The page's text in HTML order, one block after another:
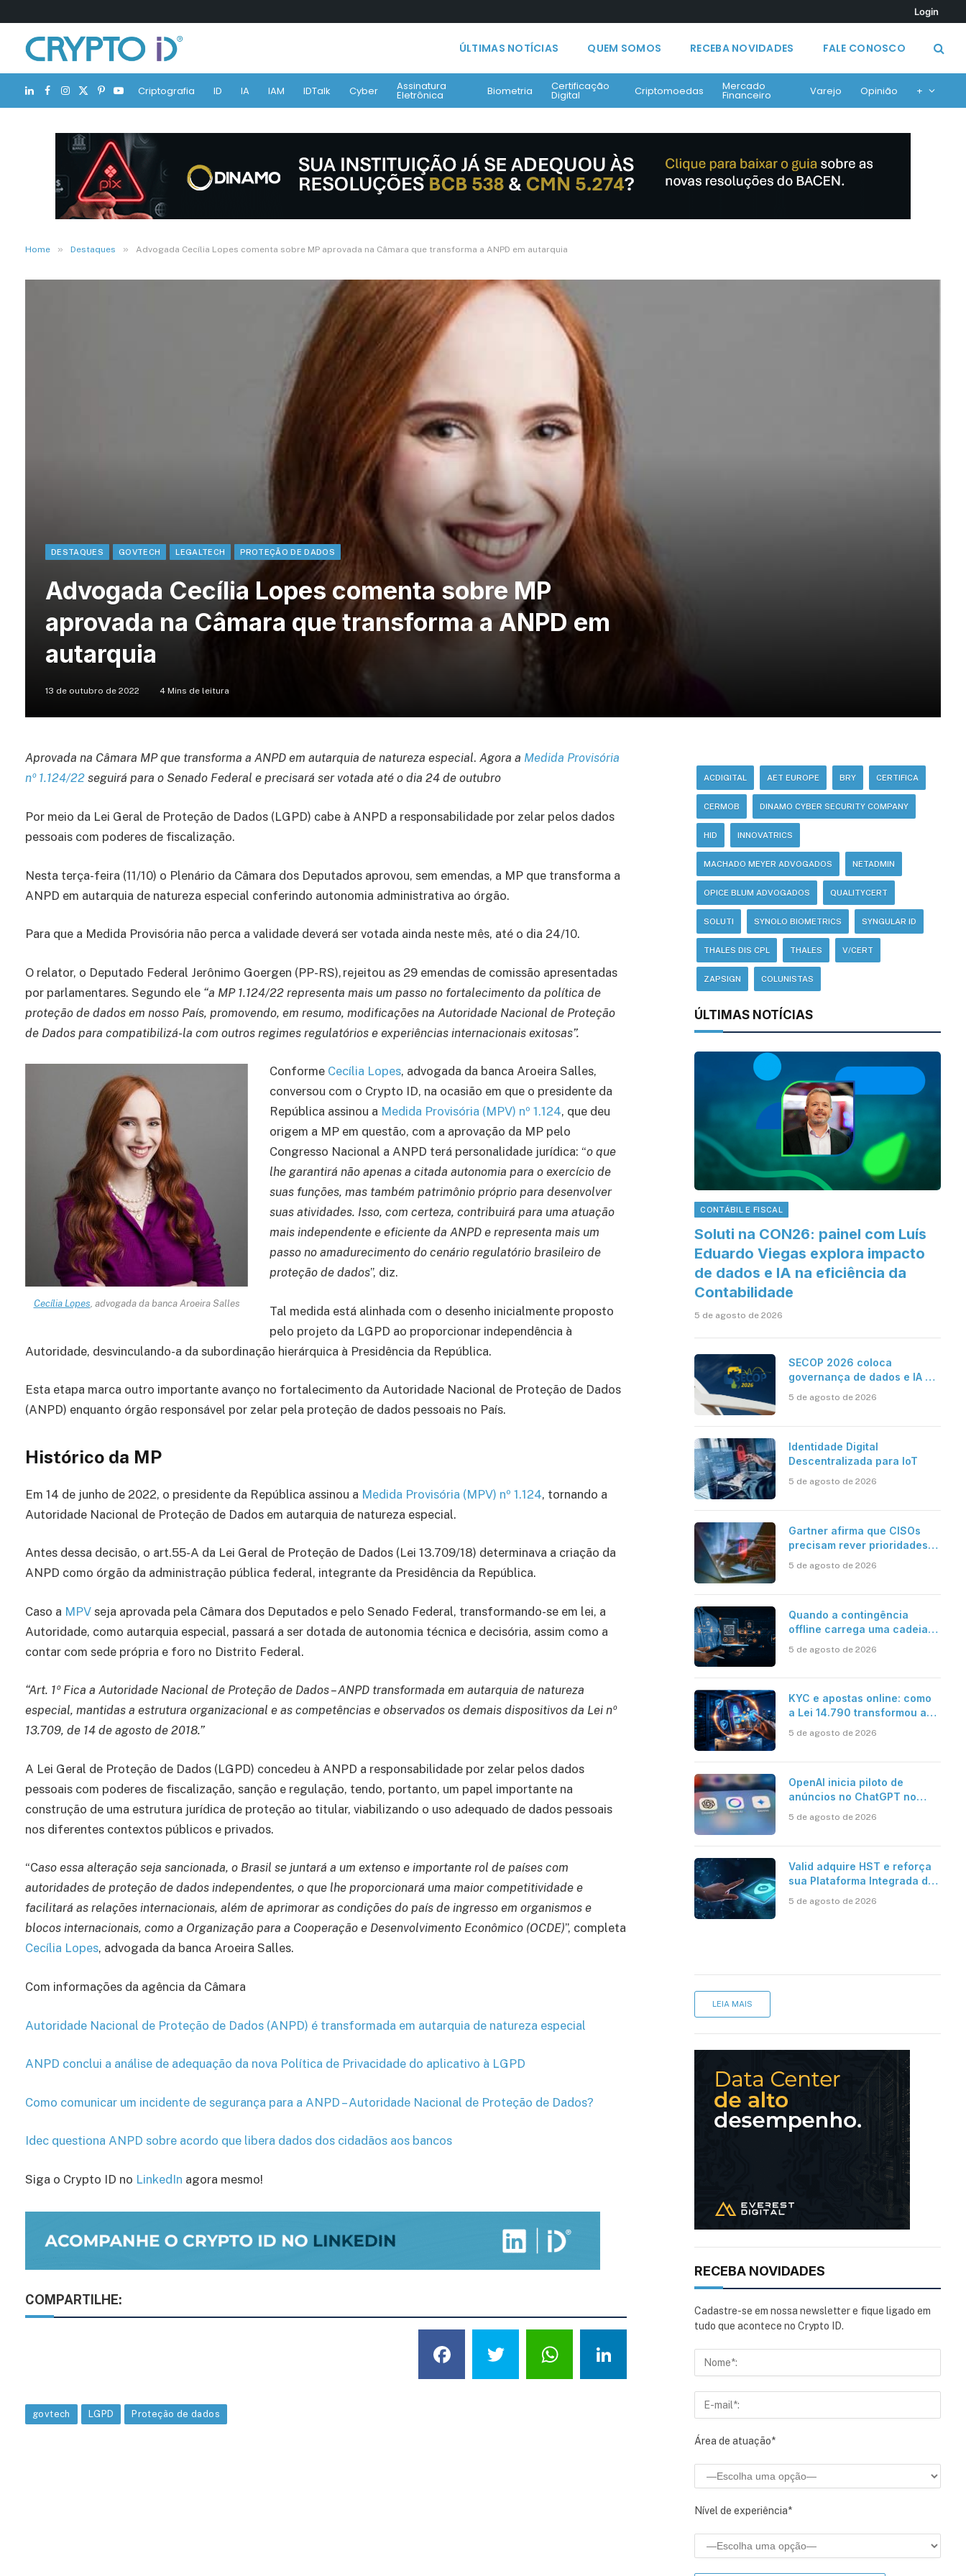
Login
ÚLTIMAS NOTÍCIAS QUEM SOMOS RECEBA NOVIDADES FALE CONOSCO
LinkedIn
Facebook
Instagram
X
(Twitter)
Pinterest
YouTubeCriptografia ID IA IAM IDTalk Cyber Assinatura
Eletrônica Biometria Certificação
Digital Criptomoedas Mercado
Financeiro Varejo Opinião +
Home » Destaques » Advogada Cecília Lopes comenta sobre MP aprovada na Câmara que transforma a ANPD em autarquia
DESTAQUES GOVTECH LEGALTECH PROTEÇÃO DE DADOS
Advogada Cecília Lopes comenta sobre MP
aprovada na Câmara que transforma a ANPD em
autarquia
13 de outubro de 2022 4 Mins de leitura
Aprovada na Câmara MP que transforma a ANPD em autarquia de natureza especial. Agora a Medida Provisória
nº 1.124/22 seguirá para o Senado Federal e precisará ser votada até o dia 24 de outubro
Por meio da Lei Geral de Proteção de Dados (LGPD) cabe à ANPD a responsabilidade por zelar pelos dados
pessoais com poderes de fiscalização.
Nesta terça-feira (11/10) o Plenário da Câmara dos Deputados aprovou, sem emendas, a MP que transforma a
ANPD em autarquia de natureza especial conferindo autonomia administrativa ao órgão.
Para que a Medida Provisória não perca a validade deverá ser votada ainda neste mês, até o dia 24/10.
O relator, o Deputado Federal Jerônimo Goergen (PP-RS), rejeitou as 29 emendas de comissão apresentadas
por parlamentares. Segundo ele “a MP 1.124/22 representa mais um passo no fortalecimento da política de
proteção de dados em nosso País, promovendo, em resumo, modificações na Autoridade Nacional de Proteção
de Dados para compatibilizá-la com outros regimes regulatórios e experiências internacionais exitosas”.
Cecília Lopes , advogada da banca Aroeira Salles
Conforme Cecília Lopes, advogada da banca Aroeira Salles,
conversou com o Crypto ID, na ocasião em que o presidente da
República assinou a Medida Provisória (MPV) nº 1.124, que deu
origem a MP em questão, com a aprovação da MP pelo
Congresso Nacional a ANPD terá personalidade jurídica: “o que
lhe garantirá não apenas a citada autonomia para o exercício de
suas funções, mas também patrimônio próprio para desenvolver
suas atividades. Isso, com certeza, contribuirá para uma atuação
mais independente e eficiente da ANPD e representa mais um
passo no amadurecimento do cenário regulatório brasileiro de
proteção de dados”, diz.
Tal medida está alinhada com o desenho inicialmente proposto
pelo projeto da LGPD ao proporcionar independência à
Autoridade, desvinculando-a da subordinação hierárquica à Presidência da República.
Esta etapa marca outro importante avanço no fortalecimento da Autoridade Nacional de Proteção de Dados
(ANPD) enquanto órgão responsável por zelar pela proteção de dados pessoais no País.
Histórico da MP
Em 14 de junho de 2022, o presidente da República assinou a Medida Provisória (MPV) nº 1.124, tornando a
Autoridade Nacional de Proteção de Dados em autarquia de natureza especial.
Antes dessa decisão, o art.55-A da Lei Geral de Proteção de Dados (Lei 13.709/18) determinava a criação da
ANPD como órgão da administração pública federal, integrante da Presidência da República.
Caso a MPV seja aprovada pela Câmara dos Deputados e pelo Senado Federal, transformando-se em lei, a
Autoridade, como autarquia especial, passará a ser dotada de autonomia técnica e decisória, assim como a
contar com sede própria e foro no Distrito Federal.
“Art. 1º Fica a Autoridade Nacional de Proteção de Dados – ANPD transformada em autarquia de natureza
especial, mantidas a estrutura organizacional e as competências e observados os demais dispositivos da Lei nº
13.709, de 14 de agosto de 2018.”
A Lei Geral de Proteção de Dados (LGPD) concedeu à ANPD a responsabilidade por zelar pelos dados
pessoais com poderes de fiscalização, sanção e regulação, tendo, portanto, um papel importante na
construção de uma estrutura jurídica de proteção ao titular, viabilizando o uso adequado de dados pessoais
nos diferentes contextos públicos e privados.
“Caso essa alteração seja sancionada, o Brasil se juntará a um extenso e importante rol de países com
autoridades de proteção de dados independentes, o que lhe proporcionará uma maior competitividade e
facilitará as relações internacionais, além de aprimorar as condições do país de ingresso em organismos e
blocos internacionais, como a Organização para a Cooperação e Desenvolvimento Econômico (OCDE)”, completa
Cecília Lopes, advogada da banca Aroeira Salles.
Com informações da agência da Câmara
Autoridade Nacional de Proteção de Dados (ANPD) é transformada em autarquia de natureza especial
ANPD conclui a análise de adequação da nova Política de Privacidade do aplicativo à LGPD
Como comunicar um incidente de segurança para a ANPD – Autoridade Nacional de Proteção de Dados?
Idec questiona ANPD sobre acordo que libera dados dos cidadãos aos bancos
Siga o Crypto ID no LinkedIn agora mesmo!
COMPARTILHE:
Facebook
TwitterWhatsApp
LinkedIn
govtech LGPD Proteção de dados
ACDIGITAL AET EUROPE BRY CERTIFICA
CERMOB DINAMO CYBER SECURITY COMPANY
HID INNOVATRICS
MACHADO MEYER ADVOGADOS NETADMIN
OPICE BLUM ADVOGADOS QUALITYCERT
SOLUTI SYNOLO BIOMETRICS SYNGULAR ID
THALES DIS CPL THALES V/CERT
ZAPSIGN COLUNISTAS
ÚLTIMAS NOTÍCIAS
CONTÁBIL E FISCAL
Soluti na CON26: painel com Luís
Eduardo Viegas explora impacto
de dados e IA na eficiência da
Contabilidade
5 de agosto de 2026
SECOP 2026 coloca
governança de dados e IA no
5 de agosto de 2026
Identidade Digital
Descentralizada para IoT
5 de agosto de 2026
Gartner afirma que CISOs
precisam rever prioridades
para enfrentar os desafios
5 de agosto de 2026
Quando a contingência
offline carrega uma cadeia
5 de agosto de 2026
KYC e apostas online: como
a Lei 14.790 transformou a
mercado brasileiro
5 de agosto de 2026
OpenAI inicia piloto de
anúncios no ChatGPT no
5 de agosto de 2026
Valid adquire HST e reforça
sua Plataforma Integrada de
5 de agosto de 2026
LEIA MAIS
RECEBA NOVIDADES
Cadastre-se em nossa newsletter e fique ligado em
tudo que acontece no Crypto ID.
Área de atuação*
Nível de experiência*